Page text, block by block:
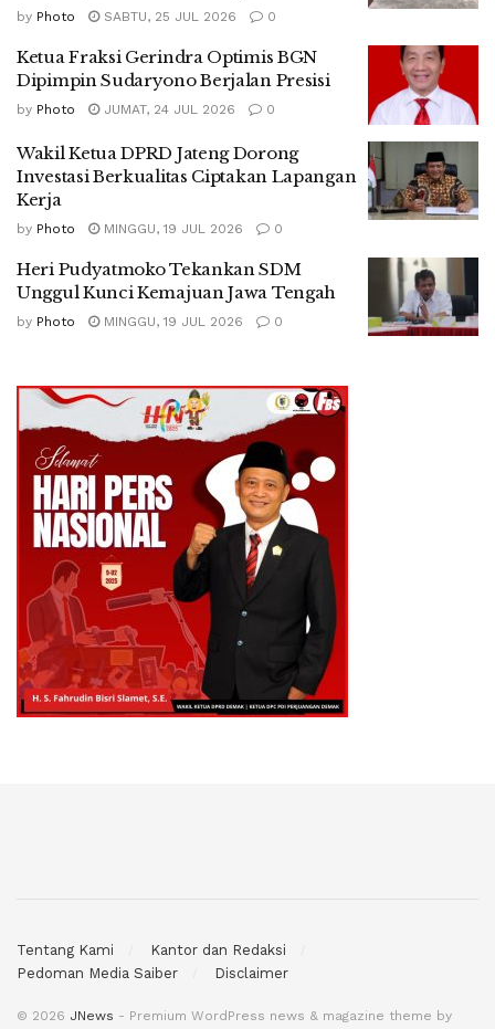
by Photo SABTU, 25 JUL 2026 0
Ketua Fraksi Gerindra Optimis BGN
Dipimpin Sudaryono Berjalan Presisi
by Photo JUMAT, 24 JUL 2026 0
Wakil Ketua DPRD Jateng Dorong
Investasi Berkualitas Ciptakan Lapangan
Kerja
by Photo MINGGU, 19 JUL 2026 0
Heri Pudyatmoko Tekankan SDM
Unggul Kunci Kemajuan Jawa Tengah
by Photo MINGGU, 19 JUL 2026 0
Tentang Kami
Kantor dan Redaksi
Pedoman Media Saiber
Disclaimer
© 2026 JNews - Premium WordPress news & magazine theme by